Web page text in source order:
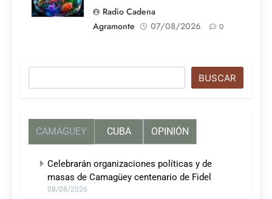
Radio Cadena
Agramonte
07/08/2026 0
BUSCAR
CAMAGUEY CUBA OPINIÓN
Celebrarán organizaciones políticas y de
masas de Camagüey centenario de Fidel
08/08/2026